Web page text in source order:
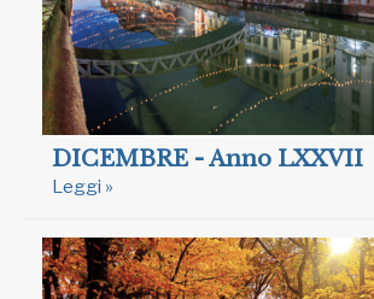
DICEMBRE - Anno LXXVII
Leggi »